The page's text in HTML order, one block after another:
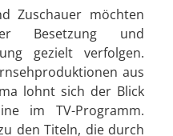
Zuschauer möchten
Besetzung und
gezielt verfolgen.
aus
lohnt sich der Blick
im TV-Programm.
den Titeln, die durch